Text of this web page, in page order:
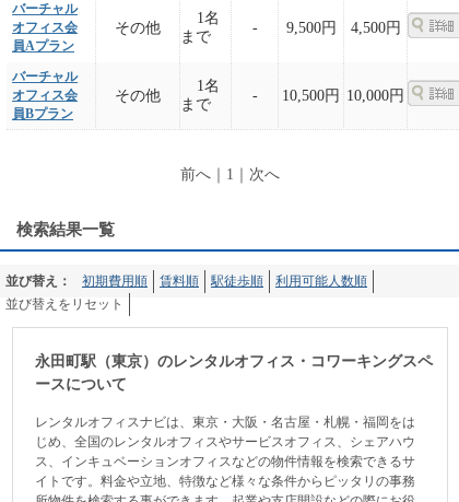
バーチャル
オフィス会
員Aプラン
その他
1名
まで
- 9,500円 4,500円
バーチャル
オフィス会
員Bプラン
その他
1名
まで
- 10,500円 10,000円
前へ｜ 1 次へ
検索結果一覧
並び替え： 初期費用順 賃料順 駅徒歩順
利用可能人数順
並び替えをリセット
永田町駅（東京）のレンタルオフィス・コワーキングスペ
ースについて
レンタルオフィスナビは、東京・大阪・名古屋・札幌・福岡をは
じめ、全国のレンタルオフィスやサービスオフィス、シェアハウ
ス、インキュベーションオフィスなどの物件情報を検索できるサ
イトです。料金や立地、特徴など様々な条件からピッタリの事務